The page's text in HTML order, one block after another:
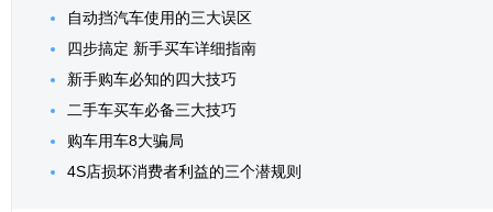
自动挡汽车使用的三大误区
四步搞定 新手买车详细指南
新手购车必知的四大技巧
二手车买车必备三大技巧
购车用车8大骗局
4S店损坏消费者利益的三个潜规则